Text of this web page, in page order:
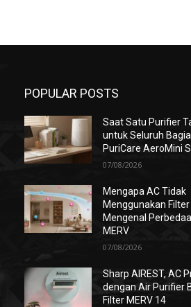
POPULAR POSTS
Saat Satu Purifier
untuk Seluruh
PuriCare AeroMini
07/08/2026
Mengapa AC Tidak
Menggunakan Filter
Mengenal
MERV
07/08/2026
Sharp AIREST, AC
dengan Air Purifier
Filter MERV 14